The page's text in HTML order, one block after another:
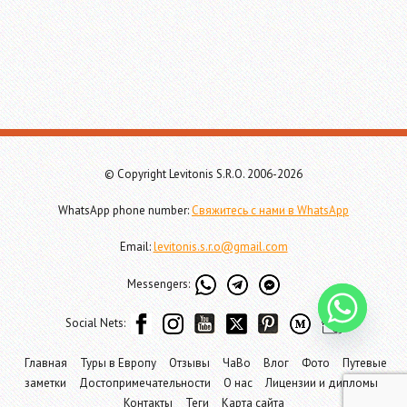
© Copyright Levitonis S.R.O. 2006-2026
WhatsApp phone number:Свяжитесь с нами в WhatsApp
Email:levitonis.s.r.o@gmail.com
Messengers:
Social Nets:
Главная Туры в Европу Отзывы ЧаВо Влог Фото
Путевые
заметки
Достопримечательности О нас
Лицензии и дипломы
Контакты
Теги Карта сайта